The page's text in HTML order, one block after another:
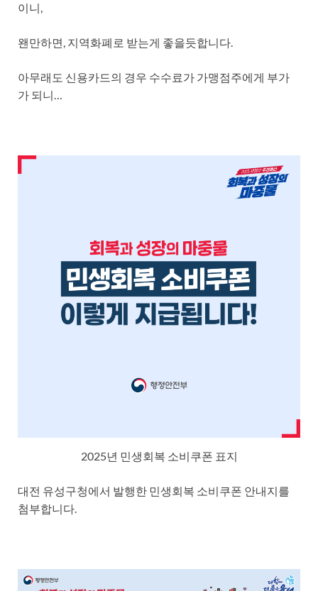
이니,
왠만하면, 지역화폐로 받는게 좋을듯합니다.
아무래도 신용카드의 경우 수수료가 가맹점주에게 부가
가 되니…
2025년 민생회복 소비쿠폰 표지
대전 유성구청에서 발행한 민생회복 소비쿠폰 안내지를
첨부합니다.